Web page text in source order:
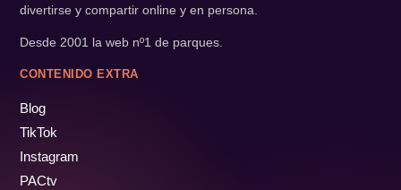
divertirse y compartir online y en persona.
Desde 2001 la web nº1 de parques.
CONTENIDO EXTRA
Blog
TikTok
Instagram
PACtv